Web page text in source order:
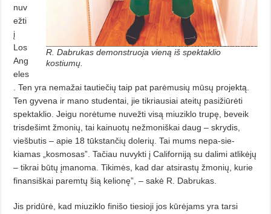
R. Dabrukas demonstruoja vieną iš spektaklio
kostiumų.
nuv
ežti
į
Los
Ang
eles
. Ten yra nemažai tautiečių taip pat parėmusių mūsų projektą.
Ten gyvena ir mano studentai, jie tikriausiai ateitų pasižiūrėti
spektaklio. Jeigu norėtume nuvežti visą miuziklo trupę, beveik
trisdešimt žmonių, tai kainuotų nežmoniškai daug – skrydis,
viešbutis – apie 18 tūks­tančių dolerių. Tai mums nepa-sie­
kiamas „kosmosas”. Tačiau nuvykti į Californiją su dalimi atlikėjų
– tikrai būtų įmanoma. Tikimės, kad dar atsirastų žmonių, kurie
finansiškai paremtų šią kelionę”, – sakė R. Dabrukas.
Jis pridūrė, kad miuziklo finišo tiesioji jos kūrėjams yra tarsi